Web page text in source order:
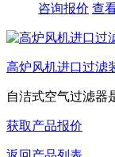
咨询报价 查
高炉风机进口过滤
自洁式空气过滤器‌
获取产品报价